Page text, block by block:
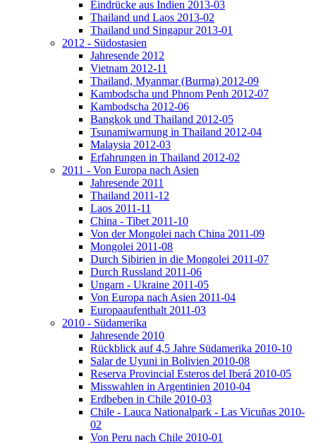
Eindrücke aus Indien 2013-03
Thailand und Laos 2013-02
Thailand und Singapur 2013-01
2012 - Südostasien
Jahresende 2012
Vietnam 2012-11
Thailand, Myanmar (Burma) 2012-09
Kambodscha und Phnom Penh 2012-07
Kambodscha 2012-06
Bangkok und Thailand 2012-05
Tsunamiwarnung in Thailand 2012-04
Malaysia 2012-03
Erfahrungen in Thailand 2012-02
2011 - Von Europa nach Asien
Jahresende 2011
Thailand 2011-12
Laos 2011-11
China - Tibet 2011-10
Von der Mongolei nach China 2011-09
Mongolei 2011-08
Durch Sibirien in die Mongolei 2011-07
Durch Russland 2011-06
Ungarn - Ukraine 2011-05
Von Europa nach Asien 2011-04
Europaaufenthalt 2011-03
2010 - Südamerika
Jahresende 2010
Rückblick auf 4,5 Jahre Südamerika 2010-10
Salar de Uyuni in Bolivien 2010-08
Reserva Provincial Esteros del Iberá 2010-05
Misswahlen in Argentinien 2010-04
Erdbeben in Chile 2010-03
Chile - Lauca Nationalpark - Las Vicuñas 2010-
02
Von Peru nach Chile 2010-01